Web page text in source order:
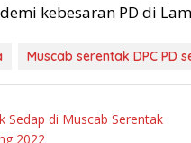
kebesaran PD di
Muscab serentak DPC PD
Sedap di Muscab Serentak
2022